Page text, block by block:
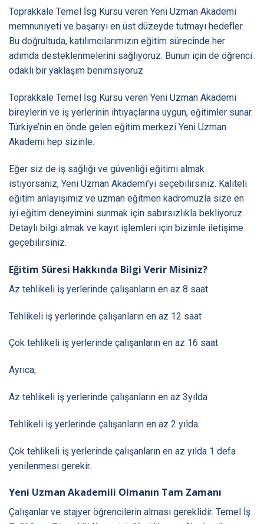
Toprakkale Temel İsg Kursu veren Yeni Uzman Akademi
memnuniyeti ve başarıyı en üst düzeyde tutmayı hedefler.
Bu doğrultuda, katılımcılarımızın eğitim sürecinde her
adımda desteklenmelerini sağlıyoruz. Bunun için de öğrenci
odaklı bir yaklaşım benimsiyoruz
Toprakkale Temel İsg Kursu veren Yeni Uzman Akademi
bireylerin ve iş yerlerinin ihtiyaçlarına uygun, eğitimler sunar.
Türkiye’nin en önde gelen eğitim merkezi Yeni Uzman
Akademi hep sizinle.
Eğer siz de iş sağlığı ve güvenliği eğitimi almak
istiyorsanız, Yeni Uzman Akademi’yi seçebilirsiniz. Kaliteli
eğitim anlayışımız ve uzman eğitmen kadromuzla size en
iyi eğitim deneyimini sunmak için sabırsızlıkla bekliyoruz.
Detaylı bilgi almak ve kayıt işlemleri için bizimle iletişime
geçebilirsiniz.
Eğitim Süresi Hakkında Bilgi Verir Misiniz?
Az tehlikeli iş yerlerinde çalışanların en az 8 saat
Tehlikeli iş yerlerinde çalışanların en az 12 saat
Çok tehlikeli iş yerlerinde çalışanların en az 16 saat
Ayrıca;
Az tehlikeli iş yerlerinde çalışanların en az 3yılda
Tehlikeli iş yerlerinde çalışanların en az 2 yılda
Çok tehlikeli iş yerlerinde çalışanların en az yılda 1 defa
yenilenmesi gerekir.
Yeni Uzman Akademili Olmanın Tam Zamanı
Çalışanlar ve stajyer öğrencilerin alması gereklidir. Temel İş